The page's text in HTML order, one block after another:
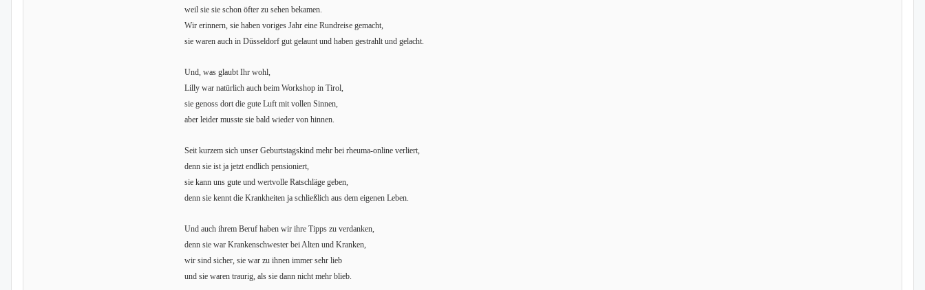
weil sie sie schon öfter zu sehen bekamen.
Wir erinnern, sie haben voriges Jahr eine Rundreise gemacht,
sie waren auch in Düsseldorf gut gelaunt und haben gestrahlt und gelacht.
Und, was glaubt Ihr wohl,
Lilly war natürlich auch beim Workshop in Tirol,
sie genoss dort die gute Luft mit vollen Sinnen,
aber leider musste sie bald wieder von hinnen.
Seit kurzem sich unser Geburtstagskind mehr bei rheuma-online verliert,
denn sie ist ja jetzt endlich pensioniert,
sie kann uns gute und wertvolle Ratschläge geben,
denn sie kennt die Krankheiten ja schließlich aus dem eigenen Leben.
Und auch ihrem Beruf haben wir ihre Tipps zu verdanken,
denn sie war Krankenschwester bei Alten und Kranken,
wir sind sicher, sie war zu ihnen immer sehr lieb
und sie waren traurig, als sie dann nicht mehr blieb.